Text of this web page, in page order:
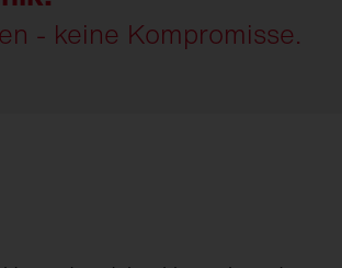
- keine Kompromisse.